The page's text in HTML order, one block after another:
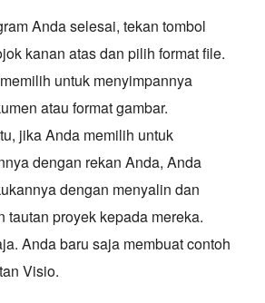
Anda selesai, tekan tombol
kanan atas dan pilih format file.
untuk menyimpannya
atau format gambar.
jika Anda memilih untuk
dengan rekan Anda, Anda
dengan menyalin dan
tautan proyek kepada mereka.
Anda baru saja membuat contoh
Visio.